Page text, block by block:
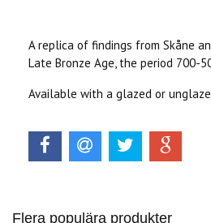
A replica of findings from Skåne
Late Bronze Age, the period 700-
Available with a glazed or
Flera populära produkter